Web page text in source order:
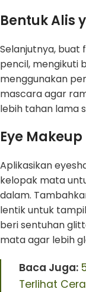
Bentuk Alis
Selanjutnya, buat
pencil, mengikuti
menggunakan
mascara agar
lebih tahan lama
Eye
Aplikasikan
kelopak mata
dalam.
lentik untuk
beri sentuhan
mata agar lebih
Baca Juga:
Terlihat